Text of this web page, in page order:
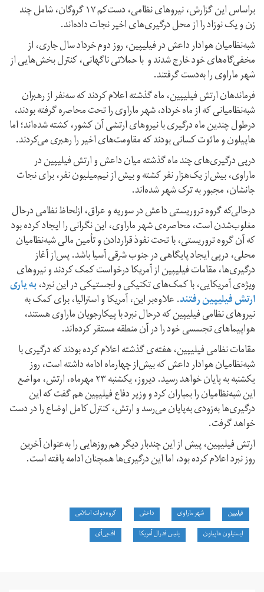
براساس این گزارش، نیروهای نظامی، دست‌کم ۱۷ گروگان، شامل چند
زن و یک نوزاد را از محل درگیری‌های اخیر نجات داده‌اند.
شبه‌نظامیان هوادار داعش در فیلیپین، روز دوم خرداد سال جاری، از
مخفی‌گاه‌های خود خارج شدند و با حملاتی ناگهانی، کنترل بخش‌هایی از
شهر ماراوی را به‌دست گرفتند.
فرماندهان ارتش فیلیپین، ماه گذشته اعلام کردند که سه‌نفر از رهبران
شبه‌نظامیانی که از ماه خرداد، شهر ماراوی را تحت محاصره گرفته بودند،
درطول چندین ماه درگیری با نیروهای ارتشی آن کشور، کشته شده‌اند؛ اما
هاپیلون و مائوت کسانی بودند که مقاومت‌های اخیر را رهبری می‌کردند.
درپی درگیری‌های چند ماه گذشته میان داعش و ارتش فیلیپین در
ماراوی، بیش‌از یک‌هزار نفر کشته و بیش از نیم‌میلیون نفر، برای نجات
جانشان، مجبور به ترک شهر شده‌اند.
درحالی‌که گروه تروریستی داعش در سوریه و عراق، ازلحاظ نظامی درحال
مغلوب‌شدن است، محاصره‌ی شهر ماراوی، این نگرانی را ایجاد کرده بود
که آن گروه تروریستی، با تحت نفوذ قراردادن و تأمین مالی شبه‌نظامیان
محلی، درپی ایجاد پایگاهی در جنوب شرقی آسیا باشد. پس‌از آغاز
درگیری‌ها، مقامات فیلیپین از آمریکا درخواست کمک کردند و نیروهای
ویژه‌ی آمریکایی، با کمک‌های تکنیکی و لجستیکی در این نبرد،به‌ یاری
ارتش فیلیپین رفتند. علاوه‌بر این، آمریکا و استرالیا، برای کمک به
نیروهای نظامی فیلیپین که درحال نبرد با پیکارجویان ماراوی هستند،
هواپیماهای تجسسی خود را در آن منطقه مستقر کرده‌اند.
مقامات نظامی فیلیپین، هفته‌ی گذشته اعلام کرده بودند که درگیری با
شبه‌نظامیان هوادار داعش که بیش‌از چهارماه ادامه داشته است، روز
یکشنبه به پایان خواهد رسید. دیروز، یکشنبه ۲۳ مهرماه، ارتش، مواضع
این شبه‌نظامیان را بمباران کرد و وزیر دفاع فیلیپین هم گفت که این
درگیری‌ها به‌زودی به‌پایان می‌رسد و ارتش، کنترل کامل اوضاع را در دست
خواهد گرفت.
ارتش فیلیپین، پیش از این چندبار دیگر هم روزهایی را به‌عنوان آخرین
روز نبرد اعلام کرده بود، اما این درگیری‌ها همچنان ادامه یافته است.
فیلیپین شهر ماراوی داعش
گروه دولت اسلامی
ایسنیلون هاپیلون
پلیس فدرال آمریکا اف‌بی‌آی